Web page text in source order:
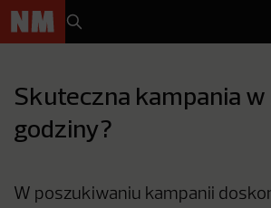
Skuteczna kampania w
godziny?
W poszukiwaniu kampanii